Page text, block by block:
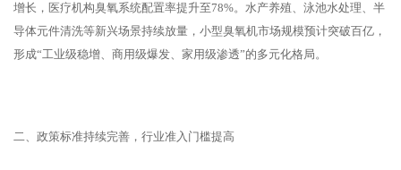
增长，医疗机构臭氧系统配置率提升至78%。水产养殖、泳池水处理、半
导体元件清洗等新兴场景持续放量，小型臭氧机市场规模预计突破百亿，
形成“工业级稳增、商用级爆发、家用级渗透”的多元化格局。
二、政策标准持续完善，行业准入门槛提高